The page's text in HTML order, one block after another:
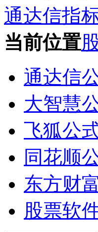
通达信指
当前位置
通达信
大智慧
飞狐公
同花顺
东方财
股票软